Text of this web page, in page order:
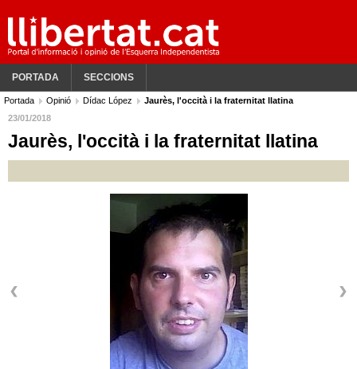
PORTADA SECCIONS
Portada Opinió Dídac López
Jaurès, l'occità i la fraternitat llatina
23/01/2018
Jaurès, l'occità i la fraternitat llatina